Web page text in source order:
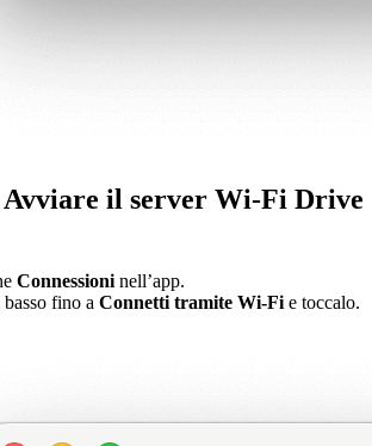
Avviare il server Wi-Fi Drive
Connessioninell’app.
fino a Connetti tramite Wi-Fie toccalo.